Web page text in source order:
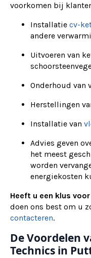
voorkomen bij
Installatie cv-
andere
Uitvoeren van
Onderhoud van
Herstellingen
Installatie van
Advies geven
het meest
worden
energiekosten
Heeft u een klus
doen ons best om u
contacteren.
De Voordelen
Technics in